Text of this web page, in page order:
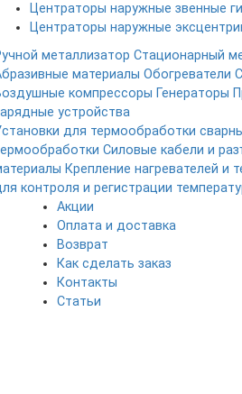
Центраторы наружные звенные
Центраторы наружные
металлизатор Стационарный
материалы Обогреватели
компрессоры Генераторы
устройства
для термообработки
Силовые кабели и
Крепление нагревателей и
контроля и регистрации
Акции
Оплата и доставка
Возврат
Как сделать заказ
Контакты
Статьи